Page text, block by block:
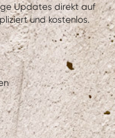
Updates direkt auf
und kostenlos.